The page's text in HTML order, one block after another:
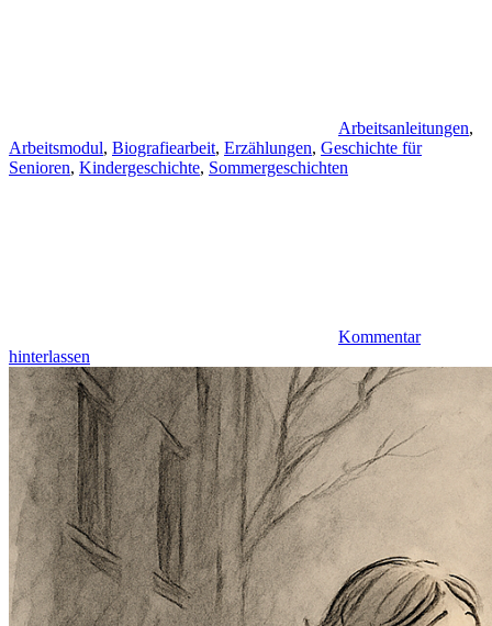
Arbeitsanleitungen,
Arbeitsmodul, Biografiearbeit, Erzählungen, Geschichte für
Senioren, Kindergeschichte, Sommergeschichten
Kommentar
hinterlassen